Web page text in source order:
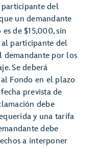
del
un demandante
de $15,000, sin
participante del
demandante por los
Se deberá
Fondo en el plazo
prevista de
debe
y una tarifa
debe
a interponer